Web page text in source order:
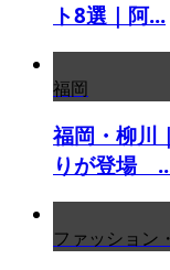
ト8選｜阿...
福岡
福岡・柳川
りが登場
ファッション